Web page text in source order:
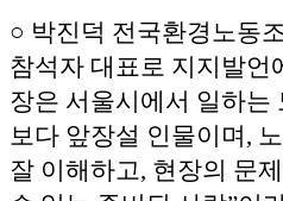
○ 박진덕 전국환경노동
참석자 대표로 지지발언
장은 서울시에서 일하는
보다 앞장설 인물이며,
잘 이해하고, 현장의 문